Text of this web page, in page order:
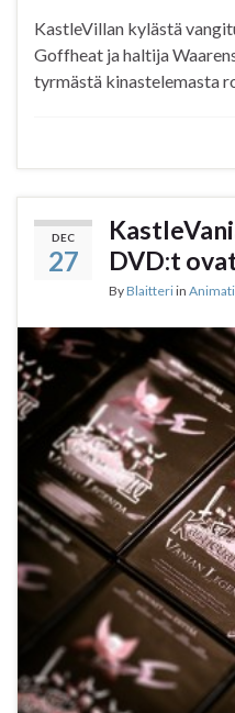
KastleVillan kylästä
Goffheat ja haltija
tyrmästä kinastelemasta
DEC
27
DVD:t
ByBlaitteriin